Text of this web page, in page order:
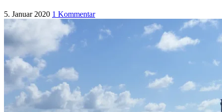
5. Januar 2020 1 Kommentar